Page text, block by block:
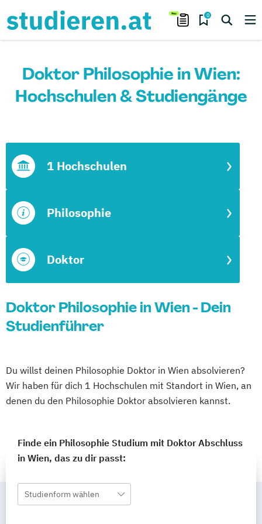
0
Doktor Philosophie in Wien:
Hochschulen & Studiengänge
Doktor
Philosophie
1 Hochschulen
Doktor Philosophie in Wien - Dein
Studienführer
Du willst deinen Philosophie Doktor in Wien absolvieren?
Wir haben für dich 1 Hochschulen mit Standort in Wien, an
denen du den Philosophie Doktor absolvieren kannst.
Finde ein Philosophie Studium mit Doktor Abschluss
in Wien, das zu dir passt:
Studienform wählen